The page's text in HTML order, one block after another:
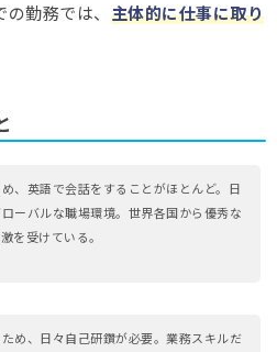
勤務では、 主体的に仕事に取り
、英語で会話をすることがほとんど。日
ーバルな職場環境。世界各国から優秀な
を受けている。
め、日々自己研鑽が必要。業務スキルだ